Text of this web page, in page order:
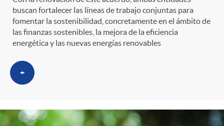
buscan fortalecer las líneas de trabajo conjuntas para
fomentar la sostenibilidad, concretamente en el ámbito de
las finanzas sostenibles, la mejora de la eficiencia
energética y las nuevas energías renovables
+